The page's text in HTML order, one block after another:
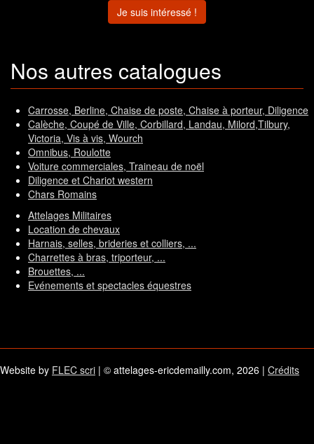
Je suis intéressé !
Nos autres catalogues
Carrosse, Berline, Chaise de poste, Chaise à porteur, Diligence
Calèche, Coupé de Ville, Corbillard, Landau, Milord,Tilbury,
Victoria, Vis à vis, Wourch
Omnibus, Roulotte
Voiture commerciales, Traineau de noël
Diligence et Chariot western
Chars Romains
Attelages Militaires
Location de chevaux
Harnais, selles, brideries et colliers, ...
Charrettes à bras, triporteur, ...
Brouettes, ...
Evénements et spectacles équestres
Website by FLEC scri | © attelages-ericdemailly.com, 2026 | Crédits